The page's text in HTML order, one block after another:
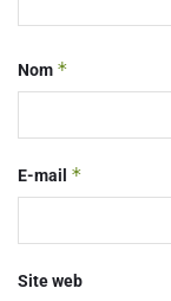
Nom *
E-mail *
Site web